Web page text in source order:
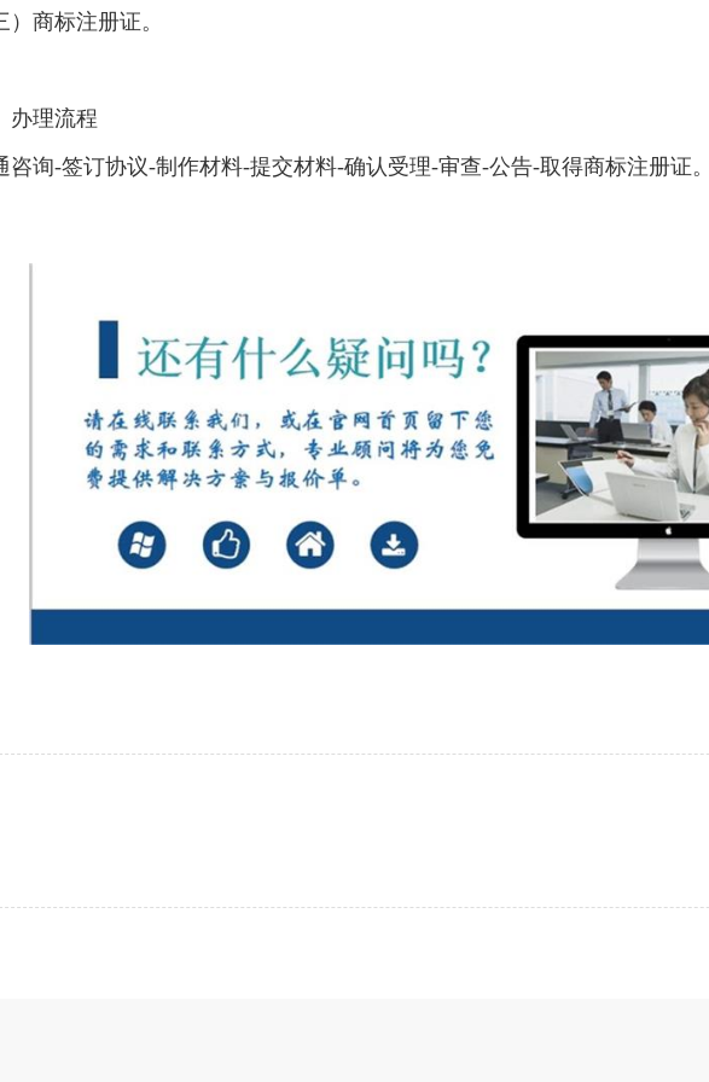
）商标注册证。
办理流程
咨询-签订协议-制作材料-提交材料-确认受理-审查-公告-取得商标注册证。